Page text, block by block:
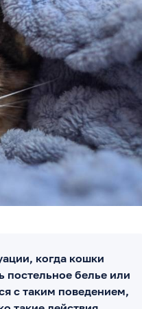
когда кошки
постельное белье или
с таким поведением,